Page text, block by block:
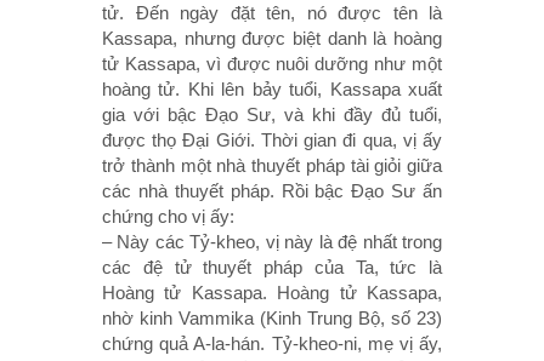
tử. Ðến ngày đặt tên, nó được tên là
Kassapa, nhưng được biệt danh là hoàng
tử Kassapa, vì được nuôi dưỡng như một
hoàng tử. Khi lên bảy tuổi, Kassapa xuất
gia với bậc Ðạo Sư, và khi đầy đủ tuổi,
được thọ Ðại Giới. Thời gian đi qua, vị ấy
trở thành một nhà thuyết pháp tài giỏi giữa
các nhà thuyết pháp. Rồi bậc Ðạo Sư ấn
chứng cho vị ấy:
– Này các Tỷ-kheo, vị này là đệ nhất trong
các đệ tử thuyết pháp của Ta, tức là
Hoàng tử Kassapa. Hoàng tử Kassapa,
nhờ kinh Vammika (Kinh Trung Bộ, số 23)
chứng quả A-la-hán. Tỷ-kheo-ni, mẹ vị ấy,